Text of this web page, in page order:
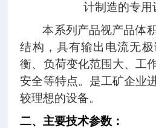
计制造的专用
本系列产品视产品体
结构，具有输出电流无极
衡、负荷变化范围大、工
安全等特点。是工矿企业
较理想的设备。
二、 主要技术参数：